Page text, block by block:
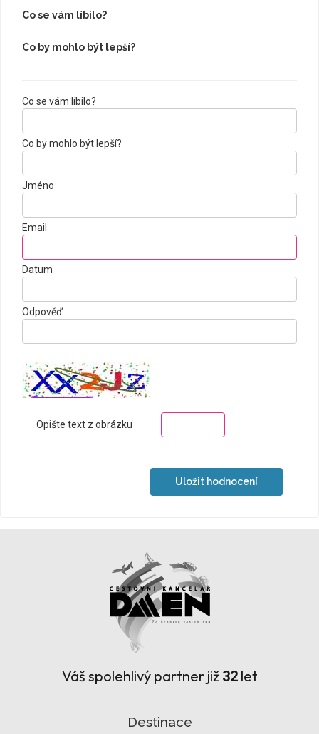
Co se vám líbilo?
Co by mohlo být lepší?
Co se vám líbilo?
Co by mohlo být lepší?
Jméno
Email
Datum
Odpověď
Opište text z obrázku
Váš spolehlivý partner již 32let
Destinace